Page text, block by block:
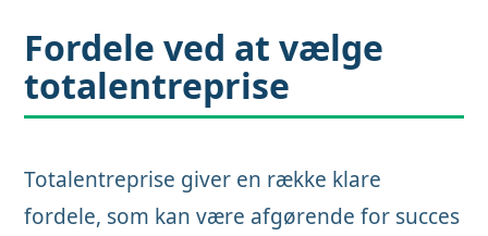
Fordele ved at vælge
totalentreprise
Totalentreprise giver en række klare
fordele, som kan være afgørende for succes